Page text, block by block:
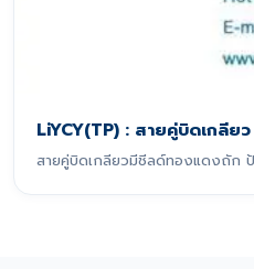
LiYCY(TP) : สายคู่บิดเกลีย
สายคู่บิดเกลียวมีชีลด์ทองแดงถัก